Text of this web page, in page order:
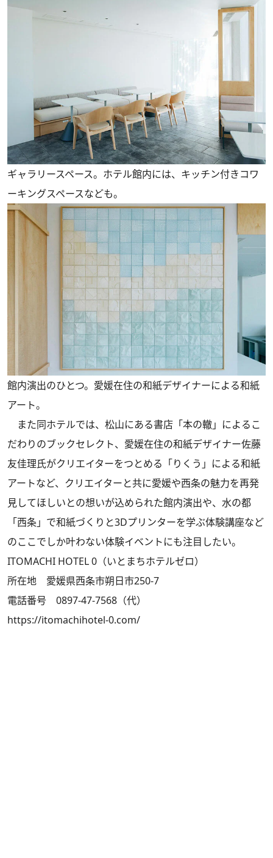
ギャラリースペース。ホテル館内には、キッチン付きコワ
ーキングスペースなども。
館内演出のひとつ。愛媛在住の和紙デザイナーによる和紙
アート。
また同ホテルでは、松⼭にある書店「本の轍」によるこ
だわりのブックセレクト、愛媛在住の和紙デザイナー佐藤
友佳理氏がクリエイターをつとめる「りくう」による和紙
アートなど、クリエイターと共に愛媛や⻄条の魅⼒を再発
⾒してほしいとの想いが込められた館内演出や、水の都
「西条」で和紙づくりと3Dプリンターを学ぶ体験講座など
のここでしか叶わない体験イベントにも注目したい。
ITOMACHI HOTEL 0（いとまちホテルゼロ）
所在地 愛媛県⻄条市朔⽇市250-7
電話番号 0897-47-7568（代）
https://itomachihotel-0.com/